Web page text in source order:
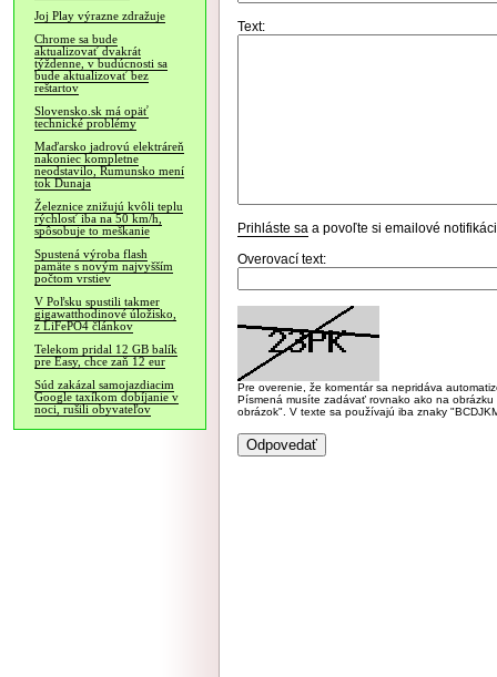
Joj Play výrazne zdražuje
Chrome sa bude
aktualizovať dvakrát
týždenne, v budúcnosti sa
bude aktualizovať bez
reštartov
Slovensko.sk má opäť
technické problémy
Maďarsko jadrovú elektráreň
nakoniec kompletne
neodstavilo, Rumunsko mení
tok Dunaja
Železnice znižujú kvôli teplu
rýchlosť iba na 50 km/h,
spôsobuje to meškanie
Spustená výroba flash
pamäte s novým najvyšším
počtom vrstiev
V Poľsku spustili takmer
gigawatthodinové úložisko,
z LiFePO4 článkov
Telekom pridal 12 GB balík
pre Easy, chce zaň 12 eur
Súd zakázal samojazdiacim
Google taxíkom dobíjanie v
noci, rušili obyvateľov
Text:
Prihláste sa a povoľte si emailové
Overovací text:
Pre overenie, že komentár sa nepridáva
Písmená musíte zadávať rovnako ako na
obrázok". V texte sa používajú iba znaky